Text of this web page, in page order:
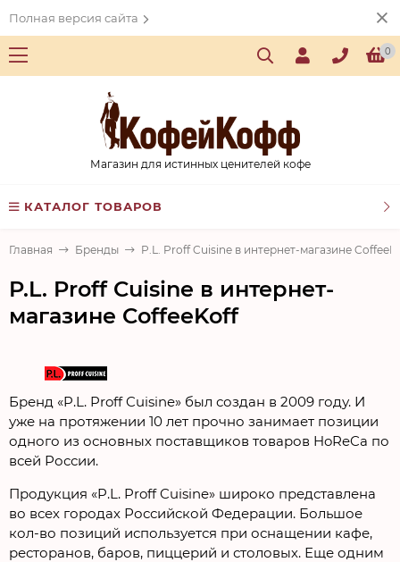
Полная версия сайта
0
Магазин для истинных ценителей кофе
КАТАЛОГ ТОВАРОВ
Главная Бренды P.L. Proff Cuisine в интернет-магазине
P.L. Proff Cuisine в интернет-
магазине CoffeeKoff
Бренд «P.L. Proff Cuisine» был создан в 2009 году. И
уже на протяжении 10 лет прочно занимает позиции
одного из основных поставщиков товаров HoReCa по
всей России.
Продукция «P.L. Proff Cuisine» широко представлена
во всех городах Российской Федерации. Большое
кол-во позиций используется при оснащении кафе,
ресторанов, баров, пиццерий и столовых. Еще одним